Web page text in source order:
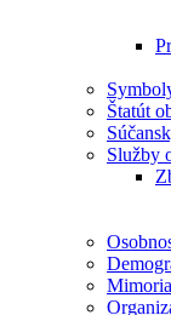
Štatút
Služby